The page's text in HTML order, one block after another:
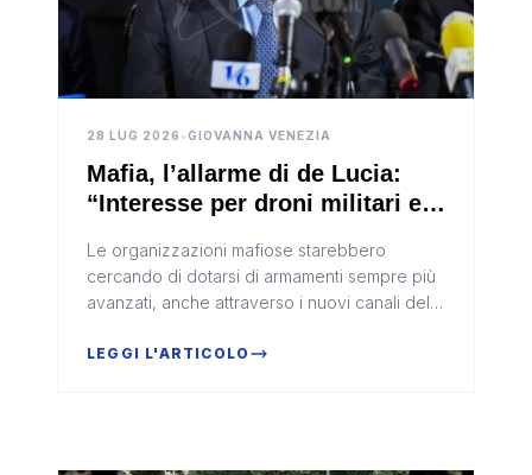
28 LUG 2026 •GIOVANNA VENEZIA
Mafia, l’allarme di de Lucia:
“Interesse per droni militari e
ucraino”
Le organizzazioni mafiose starebbero
cercando di dotarsi di armamenti sempre più
avanzati, anche attraverso i nuovi canali del
l’allarme è stato il procur...
LEGGI L'ARTICOLO